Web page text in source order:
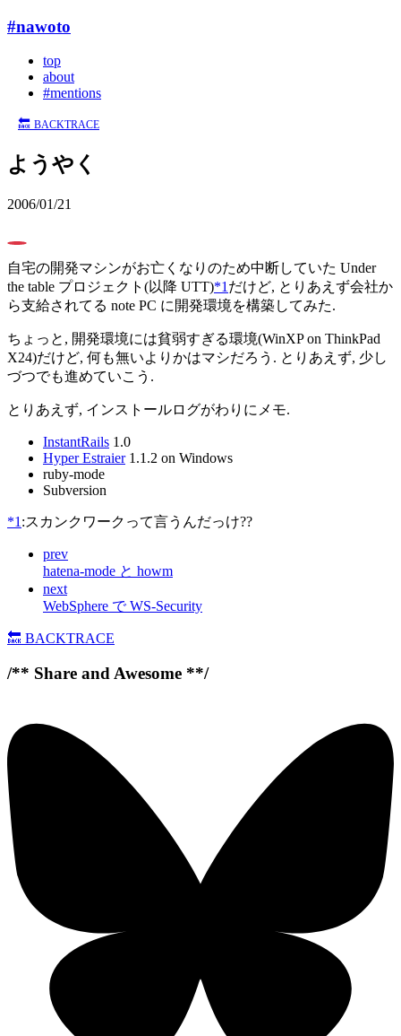
#nawoto
top
about
#mentions
🔙 BACKTRACE
ようやく
2006/01/21
自宅の開発マシンがお亡くなりのため中断していた Under
the table プロジェクト(以降 UTT)*1 だけど, とりあえず会社か
ら支給されてる note PC に開発環境を構築してみた.
ちょっと, 開発環境には貧弱すぎる環境(WinXP on ThinkPad
X24)だけど, 何も無いよりかはマシだろう. とりあえず, 少し
づつでも進めていこう.
とりあえず, インストールログがわりにメモ.
InstantRails 1.0
Hyper Estraier1.1.2 on Windows
ruby-mode
Subversion
*1 :スカンクワークって言うんだっけ??
prev
hatena-mode と howm
next
WebSphere で WS-Security
🔙 BACKTRACE
/** Share and Awesome **/